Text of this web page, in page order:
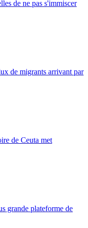
de ne pas s'immiscer
de migrants arrivant par
de Ceuta met
grande plateforme de